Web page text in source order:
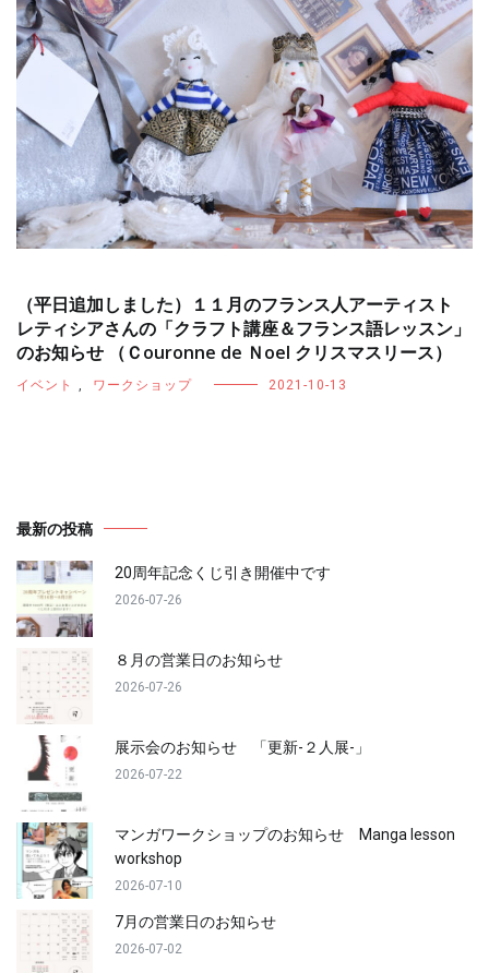
（平日追加しました）１１月のフランス人アーティスト
レティシアさんの「クラフト講座＆フランス語レッスン」
のお知らせ （Ｃouronne de Ｎoel クリスマスリース）
イベント , ワークショップ 2021-10-13
最新の投稿
20周年記念くじ引き開催中です
2026-07-26
８月の営業日のお知らせ
2026-07-26
展示会のお知らせ 「更新-２人展-」
2026-07-22
マンガワークショップのお知らせ Manga lesson
workshop
2026-07-10
7月の営業日のお知らせ
2026-07-02